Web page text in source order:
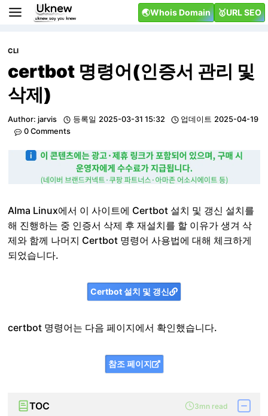
Skip
🌏Whois Domain 🥇URL SEO
CLI
certbot 명령어(인증서 관리 및
삭제)
Author: jarvis 등록일 2025-03-31 15:32 업데이트 2025-04-19
0 Comments
Alma Linux에서 이 사이트에 Certbot 설치 및 갱신 설치를
해 진행하는 중 인증서 삭제 후 재설치를 할 이유가 생겨 삭
제와 함께 나머지 Certbot 명령어 사용법에 대해 체크하게
되었습니다.
Certbot 설치 및 갱신
certbot 명령어는 다음 페이지에서 확인했습니다.
참조 페이지
TOC 3mn read